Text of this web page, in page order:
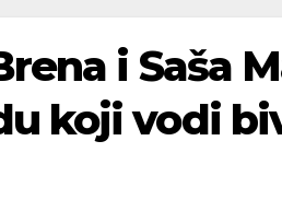
i Saša
koji vodi